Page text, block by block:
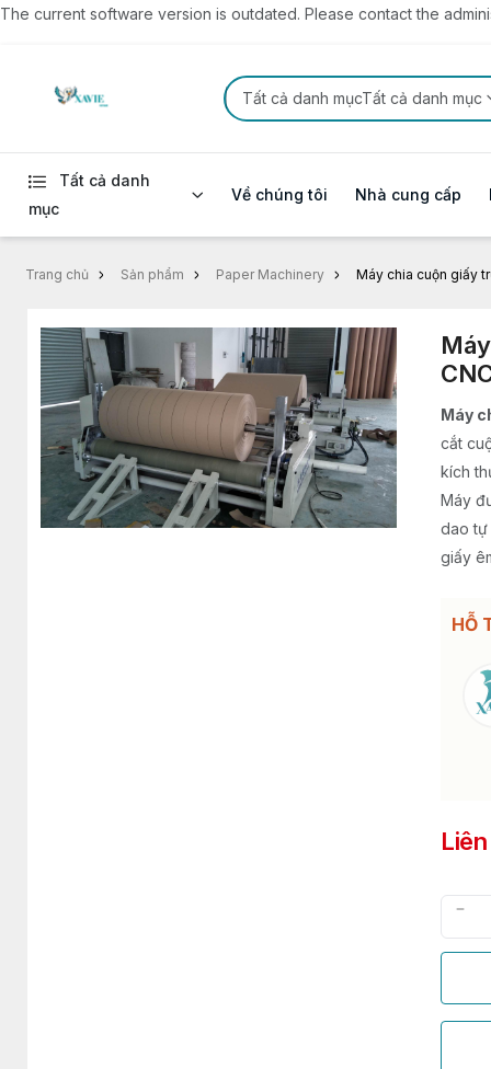
The current software version is outdated. Please contact the
Tất cả danh mụcTất cả danh mục
Tất cả danh
mục
Về chúng tôi Nhà cung cấp
Trang chủ Sản phẩm Paper Machinery Máy chia cuộn giấy
Máy
cắt
kích
Máy
dao tự
giấy
HỖ